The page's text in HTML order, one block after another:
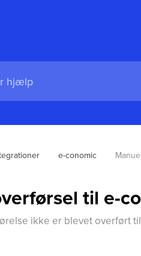
e-conomic
til e-
ikke er blevet overført